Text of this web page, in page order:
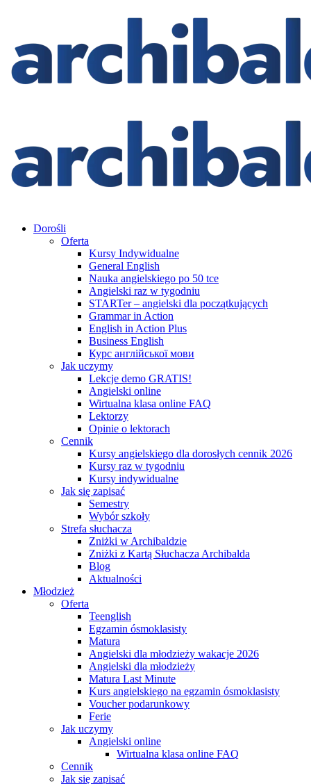
Dorośli
Oferta
Kursy Indywidualne
General English
Nauka angielskiego po 50 tce
Angielski raz w tygodniu
STARTer – angielski dla początkujących
Grammar in Action
English in Action Plus
Business English
Курс англійської мови
Jak uczymy
Lekcje demo GRATIS!
Angielski online
Wirtualna klasa online FAQ
Lektorzy
Opinie o lektorach
Cennik
Kursy angielskiego dla dorosłych cennik 2026
Kursy raz w tygodniu
Kursy indywidualne
Jak się zapisać
Semestry
Wybór szkoły
Strefa słuchacza
Zniżki w Archibaldzie
Zniżki z Kartą Słuchacza Archibalda
Blog
Aktualności
Młodzież
Oferta
Teenglish
Egzamin ósmoklasisty
Matura
Angielski dla młodzieży wakacje 2026
Angielski dla młodzieży
Matura Last Minute
Kurs angielskiego na egzamin ósmoklasisty
Voucher podarunkowy
Ferie
Jak uczymy
Angielski online
Wirtualna klasa online FAQ
Cennik
Jak się zapisać